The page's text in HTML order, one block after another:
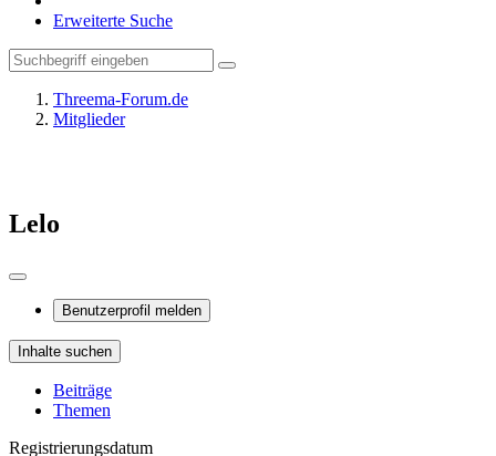
Erweiterte Suche
Threema-Forum.de
Mitglieder
Lelo
Benutzerprofil melden
Inhalte suchen
Beiträge
Themen
Registrierungsdatum